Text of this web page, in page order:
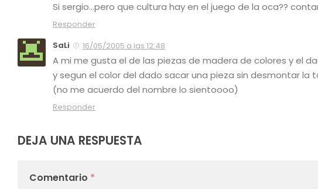
Si sergio…pero que cultura hay en el juego de la oca??
Responder
SaLi
16/05/2005 a las 12:48
A mi me gusta el de las piezas de madera de colores y el
y segun el color del dado sacar una pieza sin desmontar la
(no me acuerdo del nombre lo sientoooo)
Responder
DEJA UNA RESPUESTA
Comentario *